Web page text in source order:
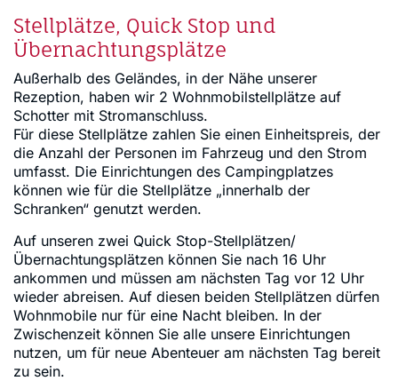
Stellplätze, Quick Stop und
Übernachtungsplätze
Außerhalb des Geländes, in der Nähe unserer
Rezeption, haben wir 2 Wohnmobilstellplätze auf
Schotter mit Stromanschluss.
Für diese Stellplätze zahlen Sie einen Einheitspreis, der
die Anzahl der Personen im Fahrzeug und den Strom
umfasst. Die Einrichtungen des Campingplatzes
können wie für die Stellplätze „innerhalb der
Schranken“ genutzt werden.
Auf unseren zwei Quick Stop-Stellplätzen/
Übernachtungsplätzen können Sie nach 16 Uhr
ankommen und müssen am nächsten Tag vor 12 Uhr
wieder abreisen. Auf diesen beiden Stellplätzen dürfen
Wohnmobile nur für eine Nacht bleiben. In der
Zwischenzeit können Sie alle unsere Einrichtungen
nutzen, um für neue Abenteuer am nächsten Tag bereit
zu sein.